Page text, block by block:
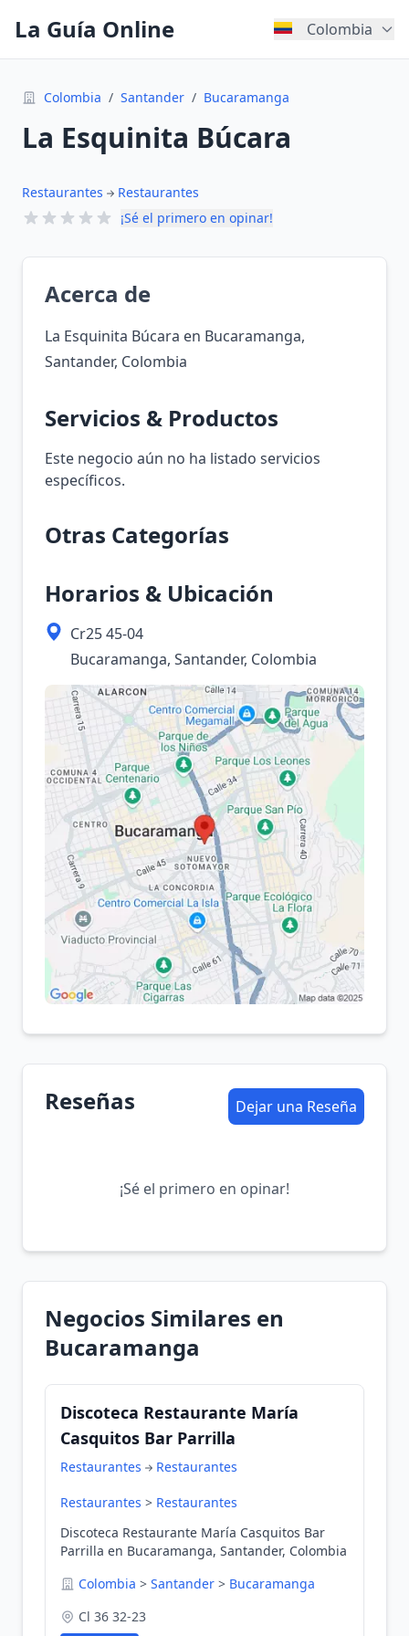
La Guía Online Colombia
Colombia / Santander / Bucaramanga
La Esquinita Búcara
Restaurantes
Restaurantes
¡Sé el primero en opinar!
Acerca de
La Esquinita Búcara en Bucaramanga,
Santander, Colombia
Servicios & Productos
Este negocio aún no ha listado servicios
específicos.
Otras Categorías
Horarios & Ubicación
Cr25 45-04
Bucaramanga, Santander, Colombia
Reseñas Dejar una Reseña
¡Sé el primero en opinar!
Negocios Similares en
Bucaramanga
Discoteca Restaurante María
Casquitos Bar Parrilla
Restaurantes Restaurantes
Restaurantes > Restaurantes
Discoteca Restaurante María Casquitos Bar
Parrilla en Bucaramanga, Santander, Colombia
Colombia > Santander > Bucaramanga
Cl 36 32-23